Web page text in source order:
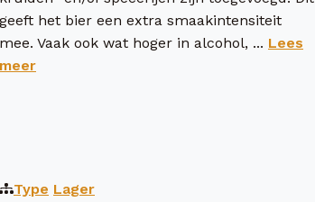
geeft het bier een extra smaakintensiteit
mee. Vaak ook wat hoger in alcohol, ... Lees
meer
Type Lager